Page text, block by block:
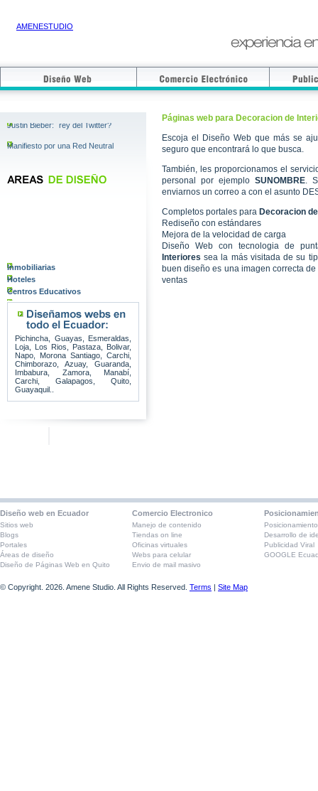
AMENESTUDIO
Páginas web para Decoracion de
Escoja el Diseño Web que más se
seguro que encontrará lo que busca.
También, les proporcionamos el
personal por ejemplo SUNOMBRE.
enviarnos un correo a con el asunto
Completos portales para Decoracion
Rediseño con estándares
Mejora de la velocidad de carga
Diseño Web con tecnologia de
Interiores sea la más visitada de su
buen diseño es una imagen correcta
ventas
Justin Bieber: ´rey del Twitter?
Manifiesto por una Red Neutral
Facebook y sitios sociales
C´mo subir videos en YouTube
Los usuarios del sitio YouTube est´n
entre los 18 y 49 a´os
Google Latitude y Google Earth 5
Google Earth se actualiza para
mostrar el despues del terremoto en
Haiti
Inmobiliarias
Hoteles
Centros Educativos
Instituciones Cristianas
Agencias de Modelos
Profesionales
Industrias
Centros Médicos
Agencias de Modelos
Exportador Importador
Tiendas de Mascotas
Academias de Belleza
Joyeria
Abogados, Juridicos
Musica, Artistas
Transportes
Pichincha, Guayas, Esmeraldas,
Loja, Los Rios, Pastaza, Bolivar,
Napo, Morona Santiago, Carchi,
Chimborazo, Azuay, Guaranda,
Imbabura, Zamora, Manabí,
Carchi, Galapagos, Quito,
Guayaquil..
Diseño web en Ecuador
Sitios web
Blogs
Portales
Áreas de diseño
Diseño de Páginas Web en Quito
Comercio Electronico
Manejo de contenido
Tiendas on line
Oficinas virtuales
Webs para celular
Envio de mail masivo
Desarrollo de
Publicidad Viral
GOOGLE
© Copyright. 2026. Amene Studio. All Rights Reserved. Terms | Site Map